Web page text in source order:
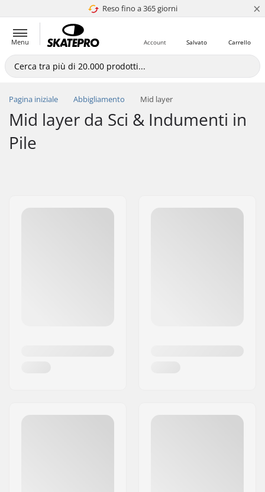
Reso fino a 365 giorni
4.8 di 5 ×
Menu Carrello
Salvato
Account
Pagina iniziale Abbigliamento Mid layer
Mid layer da Sci & Indumenti in
Pile